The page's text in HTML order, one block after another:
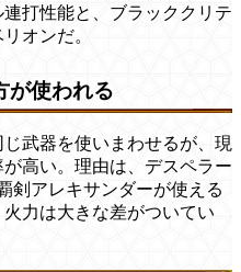
打性能と、ブラッククリテ
オンだ。
が使われる
武器を使いまわせるが、現
高い。理由は、デスペラー
剣アレキサンダーが使える
力は大きな差がついてい